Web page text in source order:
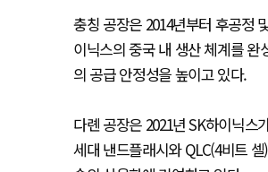
충칭 공장은 2014년부터 후공정
이닉스의 중국 내 생산 체계를
의 공급 안정성을 높이고 있다.
다롄 공장은 2021년 SK하이닉스
세대 낸드플래시와 QLC(4비트